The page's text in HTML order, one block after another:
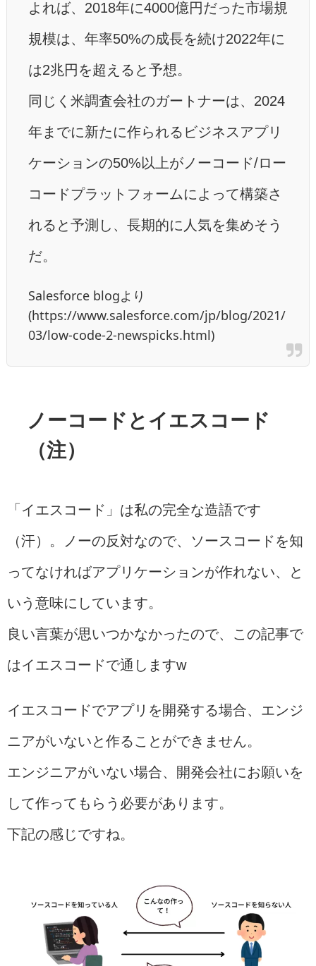
よれば、2018年に4000億円だった市場規
規模は、年率50%の成長を続け2022年に
は2兆円を超えると予想。
同じく米調査会社のガートナーは、2024
年までに新たに作られるビジネスアプリ
ケーションの50%以上がノーコード/ロー
コードプラットフォームによって構築さ
れると予測し、長期的に人気を集めそう
だ。
Salesforce blogより
(https://www.salesforce.com/jp/blog/2021/
03/low-code-2-newspicks.html)
ノーコードとイエスコード
（注）
「イエスコード」は私の完全な造語です
（汗）。ノーの反対なので、ソースコードを知
ってなければアプリケーションが作れない、と
いう意味にしています。
良い言葉が思いつかなかったので、この記事で
はイエスコードで通しますw
イエスコードでアプリを開発する場合、エンジ
ニアがいないと作ることができません。
エンジニアがいない場合、開発会社にお願いを
して作ってもらう必要があります。
下記の感じですね。